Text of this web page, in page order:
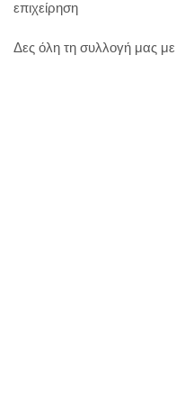
επιχείρηση
Δες όλη τη συλλογή μας με